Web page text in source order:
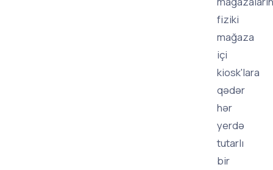
fiziki
mağaza
içi
kiosk'lara
qədər
hər
yerdə
tutarlı
bir